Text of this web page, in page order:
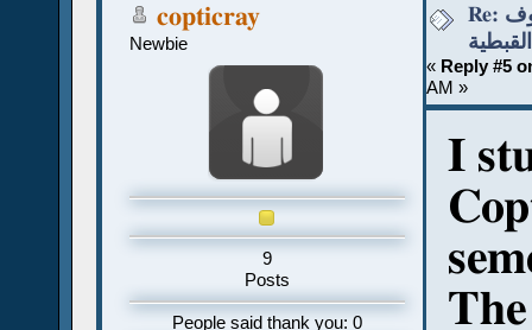
copticray
Newbie
9
Posts
People said thank you: 0
Re: قواعد نطق الحروف
القبطية
« Reply #5
AM »
I